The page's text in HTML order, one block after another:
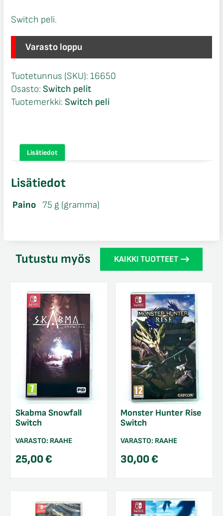
Switch peli.
Varasto loppu
Tuotetunnus (SKU): 16650
Osasto: Switch pelit
Tuotemerkki: Switch peli
Lisätiedot
Lisätiedot
Paino 75 g (gramma)
Tutustu myös KAIKKI TUOTTEET
Skabma Snowfall
Switch
VARASTO: RAAHE
25,00€
Monster Hunter Rise
Switch
VARASTO: RAAHE
30,00€